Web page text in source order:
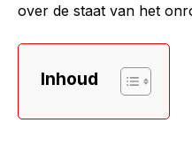
over de staat van het
Inhoud